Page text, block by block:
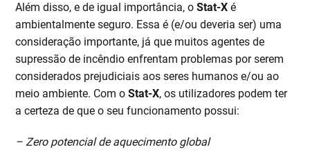
Além disso, e de igual importância, oStat-X é
ambientalmente seguro. Essa é (e/ou deveria ser) uma
consideração importante, já que muitos agentes de
supressão de incêndio enfrentam problemas por serem
considerados prejudiciais aos seres humanos e/ou ao
meio ambiente. Com oStat-X, os utilizadores podem ter
a certeza de que o seu funcionamento possui:
– Zero potencial de aquecimento global